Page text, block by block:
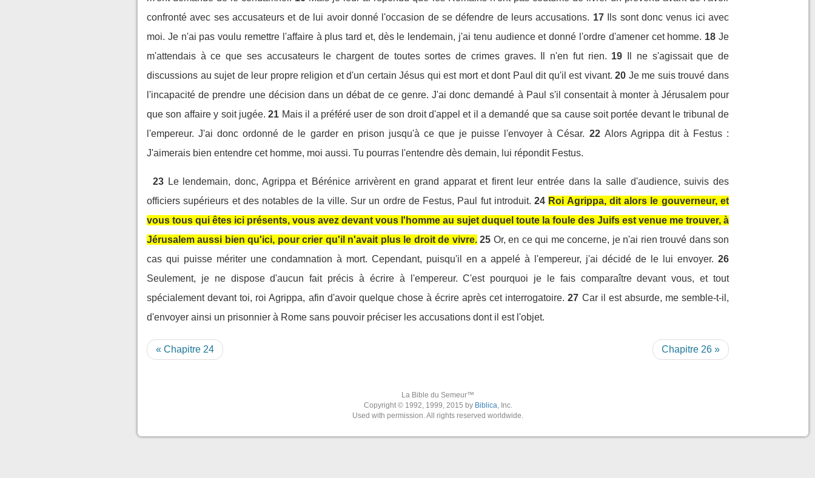
confronté avec ses accusateurs et de lui avoir donné l'occasion de se défendre de leurs accusations. 17
Ils sont donc venus ici avec
moi. Je n'ai pas voulu remettre l'affaire à plus tard et, dès le lendemain, j'ai tenu audience et donné l'ordre d'amener cet homme. 18 Je
m'attendais à ce que ses accusateurs le chargent de toutes sortes de crimes graves. Il n'en fut rien. 19
Il ne s'agissait que de
discussions au sujet de leur propre religion et d'un certain Jésus qui est mort et dont Paul dit qu'il est vivant. 20 Je me suis trouvé dans
l'incapacité de prendre une décision dans un débat de ce genre. J'ai donc demandé à Paul s'il consentait à monter à Jérusalem pour
que son affaire y soit jugée. 21 Mais il a préféré user de son droit d'appel et il a demandé que sa cause soit portée devant le tribunal de
l'empereur. J'ai donc ordonné de le garder en prison jusqu'à ce que je puisse l'envoyer à César. 22 Alors Agrippa dit à Festus :
J'aimerais bien entendre cet homme, moi aussi. Tu pourras l'entendre dès demain, lui répondit Festus.
23 Le lendemain, donc, Agrippa et Bérénice arrivèrent en grand apparat et firent leur entrée dans la salle d'audience, suivis des
officiers supérieurs et des notables de la ville. Sur un ordre de Festus, Paul fut introduit. 24 Roi Agrippa, dit alors le gouverneur, et
vous tous qui êtes ici présents, vous avez devant vous l'homme au sujet duquel toute la foule des Juifs est venue me trouver, à
Jérusalem aussi bien qu'ici, pour crier qu'il n'avait plus le droit de vivre. 25 Or, en ce qui me concerne, je n'ai rien trouvé dans son
cas qui puisse mériter une condamnation à mort. Cependant, puisqu'il en a appelé à l'empereur, j'ai décidé de le lui envoyer. 26
Seulement, je ne dispose d'aucun fait précis à écrire à l'empereur. C'est pourquoi je le fais comparaître devant vous, et tout
spécialement devant toi, roi Agrippa, afin d'avoir quelque chose à écrire après cet interrogatoire. 27 Car il est absurde, me semble-t-il,
d'envoyer ainsi un prisonnier à Rome sans pouvoir préciser les accusations dont il est l'objet.
« Chapitre 24 Chapitre 26 »
La Bible du Semeur™
Copyright © 1992, 1999, 2015 by Biblica, Inc.
Used with permission. All rights reserved worldwide.